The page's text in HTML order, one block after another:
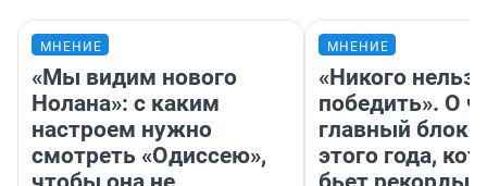
МНЕНИЕ
«Мы видим нового
Нолана»: с каким
настроем нужно
смотреть «Одиссею»,
МНЕНИЕ
«Никого нельзя
победить». О
главный
этого года,